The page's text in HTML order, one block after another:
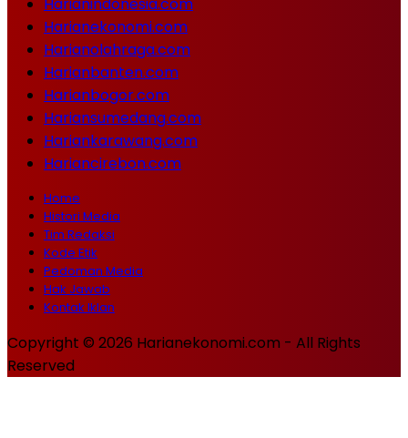
Harianekonomi.com
Harianolahraga.com
Harianbanten.com
Harianbogor.com
Hariansumedang.com
Hariankarawang.com
Hariancirebon.com
Home
Histori Media
Tim Redaksi
Kode Etik
Pedoman Media
Hak Jawab
Kontak Iklan
Copyright © 2026 Harianekonomi.com - All Rights
Reserved